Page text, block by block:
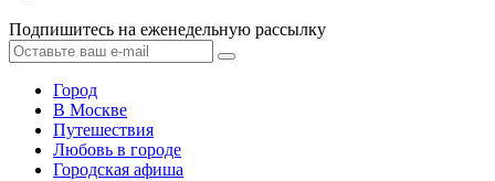
Подпишитесь на еженедельную рассылку
Город
В Москве
Путешествия
Любовь в городе
Городская афиша